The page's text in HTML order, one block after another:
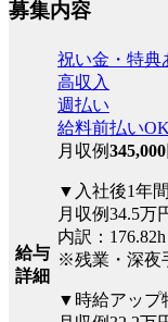
募集内容
給与
詳細
祝い金・特典
高収入
週払い
給料前払いOK
月収例345,000
▼入社後1年
月収例34.5万
内訳：
※残業・深夜
▼時給アップ